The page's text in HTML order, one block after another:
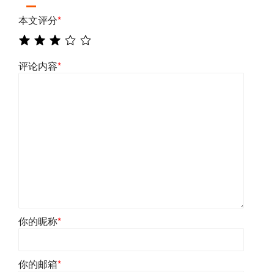
本文评分*
评论内容*
你的昵称*
你的邮箱*